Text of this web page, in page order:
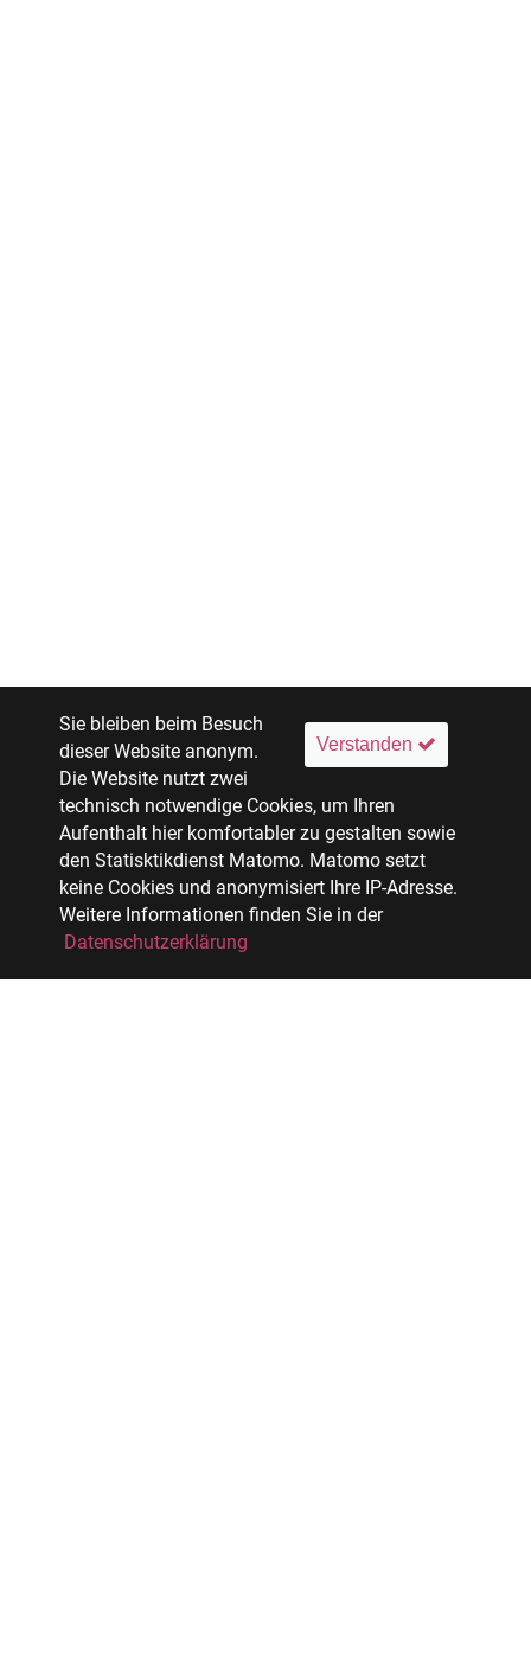
Verstanden
Sie bleiben beim Besuch
dieser Website anonym.
Die Website nutzt zwei
technisch notwendige Cookies, um Ihren
Aufenthalt hier komfortabler zu gestalten sowie
den Statisktikdienst Matomo. Matomo setzt
keine Cookies und anonymisiert Ihre IP-Adresse.
Weitere Informationen finden Sie in der
Datenschutzerklärung